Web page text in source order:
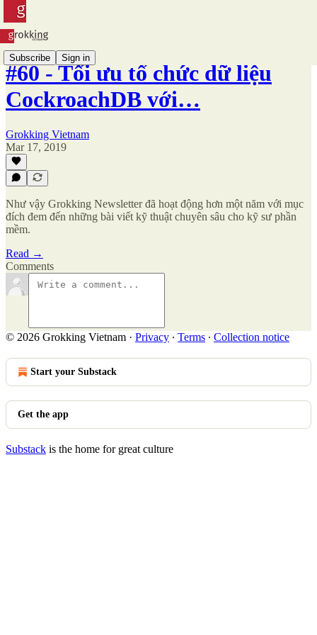
Subscribe Sign in
#60 - Tối ưu tổ chức dữ liệu
CockroachDB với…
Grokking Vietnam
Mar 17, 2019
Như vậy Grokking Newsletter đã hoạt động hơn một năm với mục
đích đem đến những bài viết kỹ thuật chuyên sâu cho kỹ sư phần
mềm.
Read →
Comments
© 2026 Grokking Vietnam · Privacy ∙ Terms ∙ Collection notice
Start your Substack
Get the app
Substack is the home for great culture